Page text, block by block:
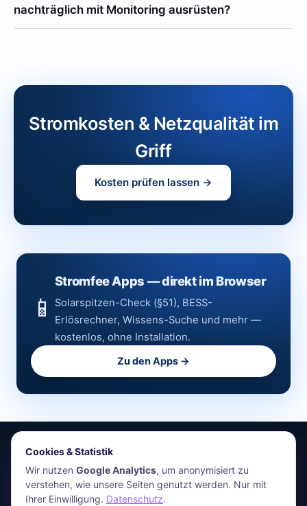
nachträglich mit Monitoring ausrüsten?
Stromkosten & Netzqualität im
Griff
Kosten prüfen lassen →
📱
Stromfee Apps — direkt im Browser
Solarspitzen-Check (§51), BESS-
Erlösrechner, Wissens-Suche und mehr —
kostenlos, ohne Installation.
Zu den Apps →
stromfee.me
HR Energiemanagement GmbH · Holger Roswandowicz
Cookies & Statistik
Wir nutzen Google Analytics, um anonymisiert zu
verstehen, wie unsere Seiten genutzt werden. Nur mit
Ihrer Einwilligung. Datenschutz.